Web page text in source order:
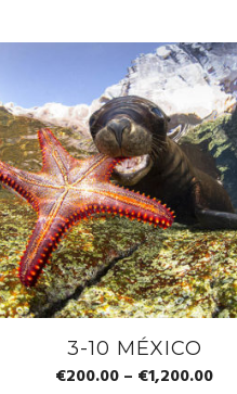
3-10 MÉXICO
€200.00– €1,200.00